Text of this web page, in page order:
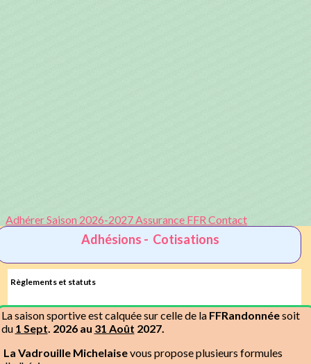
Adhérer Saison 2026-2027Assurance FFRContact
Adhésions - Cotisations
Règlements et statuts
La saison sportive est calquée sur celle de laFFRandonnéesoit
du 1 Sept . 2026 au 31 Août 2027.
La Vadrouille Michelaisevous propose plusieurs formules